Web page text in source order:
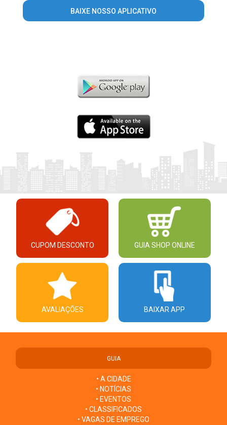
BAIXE NOSSO APLICATIVO
CUPOM DESCONTO GUIA SHOP ONLINE
AVALIAÇÕES BAIXAR APP
GUIA
• A CIDADE
• NOTÍCIAS
• EVENTOS
• CLASSIFICADOS
• VAGAS DE EMPREGO